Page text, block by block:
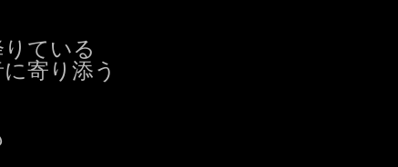
ている
寄り添う